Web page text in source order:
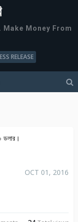
Make Money From
RELEASE
ডলার।
OCT 01, 2016